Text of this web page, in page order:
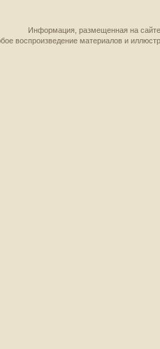
Информация, размещенная на
воспроизведение материалов и